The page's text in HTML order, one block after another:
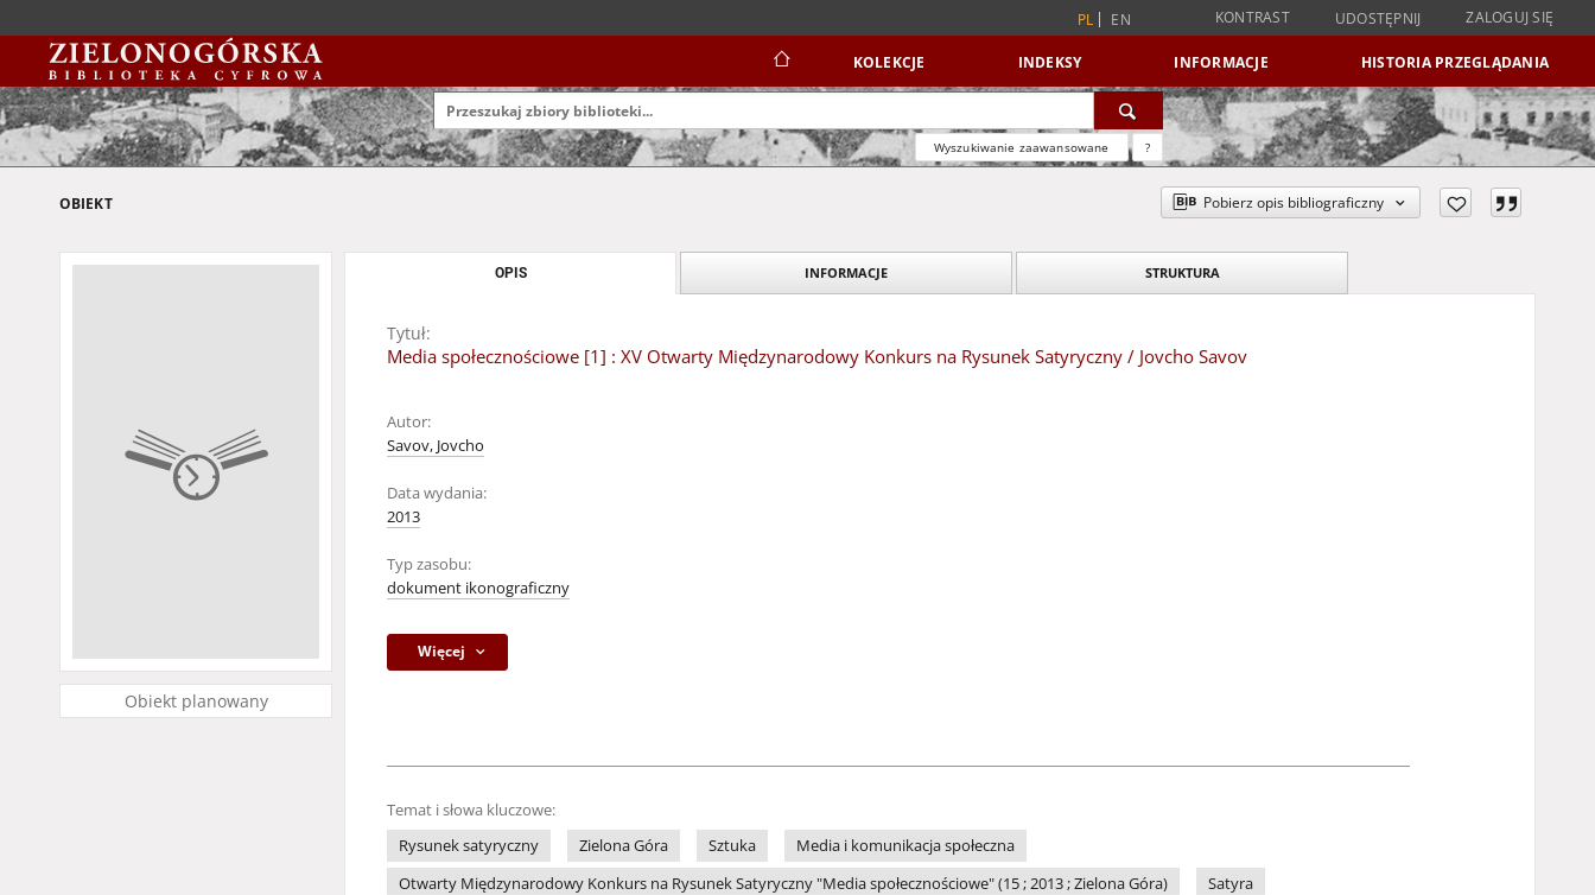
PL EN KONTRAST UDOSTĘPNIJ ZALOGUJ SIĘ
KOLEKCJE INDEKSY INFORMACJE HISTORIA PRZEGLĄDANIA
Wyszukiwanie zaawansowane ?
OBIEKT Pobierz opis bibliograficzny
Obiekt planowany
OPIS INFORMACJE STRUKTURA
Tytuł:
Media społecznościowe [1] : XV Otwarty Międzynarodowy Konkurs na Rysunek Satyryczny / Jovcho Savov
Autor:
Savov, Jovcho
Data wydania:
2013
Typ zasobu:
dokument ikonograficzny
Więcej
Temat i słowa kluczowe:
Rysunek satyryczny
Zielona Góra Sztuka
Media i komunikacja społeczna
Otwarty Międzynarodowy Konkurs na Rysunek Satyryczny "Media społecznościowe" (15 ; 2013 ; Zielona Góra)
Satyra